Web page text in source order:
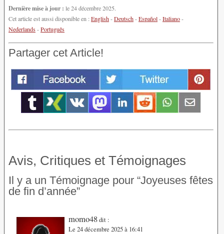
Dernière mise à jour : le 24 décembre 2025.
Cet article est aussi disponible en :English-Deutsch-Español-Italiano-
Nederlands-Português
Partager cet Article!
Avis, Critiques et Témoignages
Il y a un Témoignage pour “Joyeuses fêtes
de fin d’année”
momo48dit :
Le 24 décembre 2025 à 16:41